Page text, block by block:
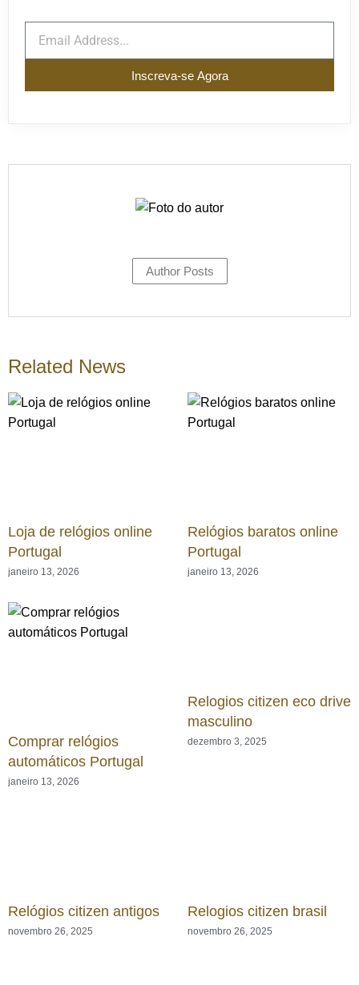
Inscreva-se Agora
Author Posts
Related News
Loja de relógios online
Portugal
janeiro 13, 2026
Relógios baratos online
Portugal
janeiro 13, 2026
Comprar relógios
automáticos Portugal
janeiro 13, 2026
Relogios citizen eco drive
masculino
dezembro 3, 2025
Relógios citizen antigos
novembro 26, 2025
Relogios citizen brasil
novembro 26, 2025